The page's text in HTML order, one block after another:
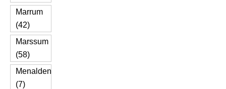
Marrum
(42)
Marssum
(58)
Menalden
(7)